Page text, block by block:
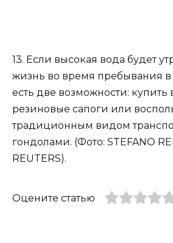
13. Если высокая вода будет
жизнь во время пребывания
есть две возможности: купить
резиновые сапоги или
традиционным видом
гондолами. (Фото: STEFANO
REUTERS).
Оцените статью